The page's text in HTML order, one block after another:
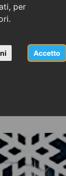
per
Accetto